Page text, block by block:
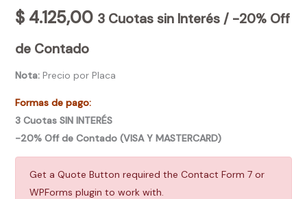
$4.125,00 3 Cuotas sin Interés / -20% Off
de Contado
Nota: Precio por Placa
Formas de pago:
3 Cuotas SIN INTERÉS
-20% Off de Contado (VISA Y MASTERCARD)
Get a Quote Button required the Contact Form 7 or
WPForms plugin to work with.